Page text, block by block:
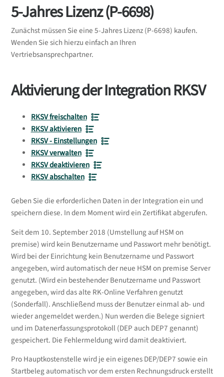
5-Jahres Lizenz (P-6698)
Zunächst müssen Sie eine 5-Jahres Lizenz (P-6698) kaufen.
Wenden Sie sich hierzu einfach an Ihren
Vertriebsansprechpartner.
Aktivierung der Integration RKSV
RKSV freischalten
RKSV aktivieren
RKSV - Einstellungen
RKSV verwalten
RKSV deaktivieren
RKSV abschalten
Geben Sie die erforderlichen Daten in der Integration ein und
speichern diese. In dem Moment wird ein Zertifikat abgerufen.
Seit dem 10. September 2018 (Umstellung auf HSM on
premise) wird kein Benutzername und Passwort mehr benötigt.
Wird bei der Einrichtung kein Benutzername und Passwort
angegeben, wird automatisch der neue HSM on premise Server
genutzt. (Wird ein bestehender Benutzername und Passwort
angegeben, wird das alte RK-Online Verfahren genutzt
(Sonderfall). Anschließend muss der Benutzer einmal ab- und
wieder angemeldet werden.) Nun werden die Belege signiert
und im Datenerfassungsprotokoll (DEP auch DEP7 genannt)
gespeichert. Die Fehlermeldung wird damit deaktiviert.
Pro Hauptkostenstelle wird je ein eigenes DEP/DEP7 sowie ein
Startbeleg automatisch vor dem ersten Rechnungsdruck erstellt